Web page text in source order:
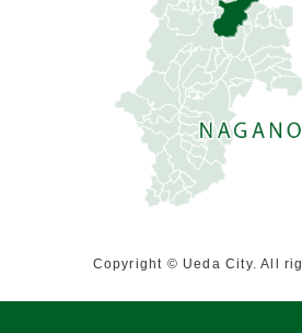
Copyright © Ueda City. All